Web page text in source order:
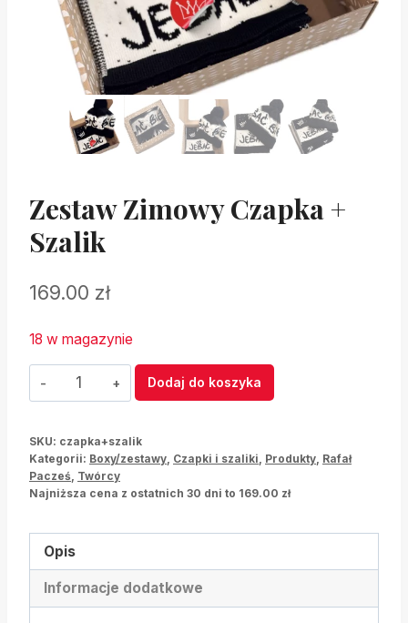
Zestaw Zimowy Czapka +
Szalik
169.00 zł
18 w magazynie
ilość
Zestaw
czapka
+
szalik
Dodaj do koszyka
SKU: czapka+szalik
Kategorii: Boxy/zestawy, Czapki i szaliki, Produkty, Rafał
Pacześ, Twórcy
Najniższa cena z ostatnich 30 dni to 169.00 zł
Opis
Informacje dodatkowe